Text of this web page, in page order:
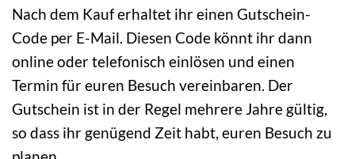
Nach dem Kauf erhaltet ihr einen Gutschein-
Code per E-Mail. Diesen Code könnt ihr dann
online oder telefonisch einlösen und einen
Termin für euren Besuch vereinbaren. Der
Gutschein ist in der Regel mehrere Jahre gültig,
so dass ihr genügend Zeit habt, euren Besuch zu